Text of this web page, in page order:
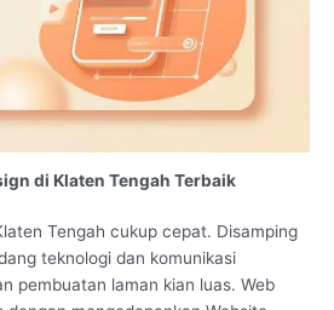
di Klaten Tengah Terbaik
Tengah cukup cepat. Disamping
teknologi dan komunikasi
pembuatan laman kian luas. Web